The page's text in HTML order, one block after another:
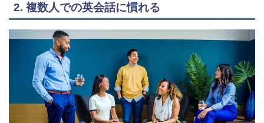
2. 複数人での英会話に慣れる